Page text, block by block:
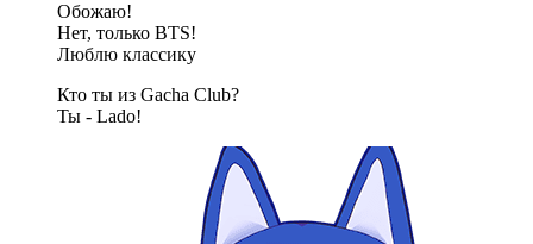
Обожаю!
Нет, только BTS!
Люблю классику
Кто ты из Gacha Club?
Ты - Lado!